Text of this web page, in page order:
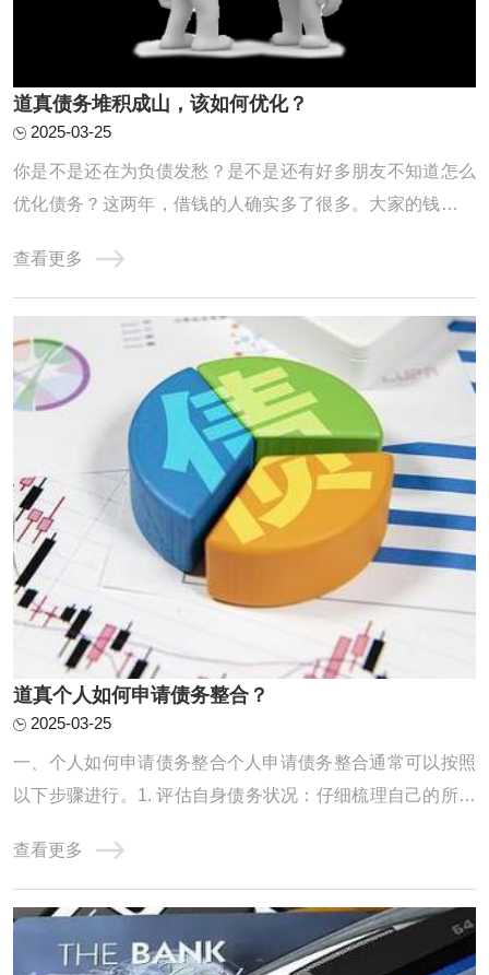
道真债务堆积成山，该如何优化？
2025-03-25
你是不是还在为负债发愁？是不是还有好多朋友不知道怎么
优化债务？这两年，借钱的人确实多了很多。大家的钱包都
用卡透支、查询频繁、逾期不断，其实这些问题都是因为这
两年收入缩水，导致房贷车贷压得人喘不过气，只能靠网贷
和信用卡拆东墙补西墙，结果征信记录也变得 ...
查看更多
道真个人如何申请债务整合？
2025-03-25
一、个人如何申请债务整合个人申请债务整合通常可以按照
以下步骤进行。1. 评估自身债务状况：仔细梳理自己的所有
还款期限等信息，以便制定合理的整合计划。2. 寻找合适的
债务整合机构或方式：可以通过咨询金融机构、网上搜索等
方式，了解不同的债务整合途径，如债务协 ...
查看更多